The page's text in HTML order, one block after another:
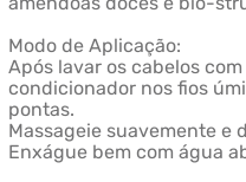
Modo de Aplicação:
Após lavar os cabelos
condicionador nos fios
pontas.
Massageie suavemente e
Enxágue bem com água